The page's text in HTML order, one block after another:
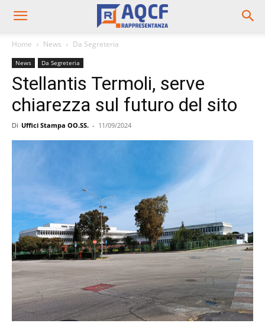
Home News Da Segreteria
News Da Segreteria
Stellantis Termoli, serve
chiarezza sul futuro del sito
Di Uffici Stampa OO.SS. - 11/09/2024